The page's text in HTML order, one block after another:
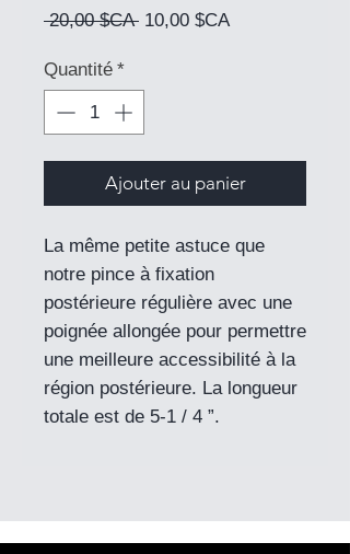
20,00 $CA Prix original
10,00 $CAPrix
Quantité *
Ajouter au panier
La même petite astuce que
notre pince à fixation
postérieure régulière avec une
poignée allongée pour permettre
une meilleure accessibilité à la
région postérieure. La longueur
totale est de 5-1 / 4 ”.